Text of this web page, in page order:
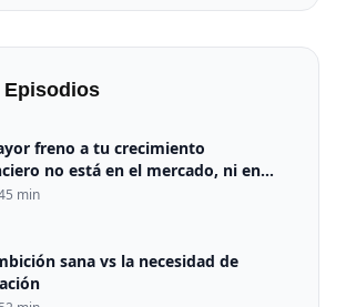
Episodios
freno a tu crecimiento
no está en el mercado, ni en
ni en la falta de
min
sana vs la necesidad de